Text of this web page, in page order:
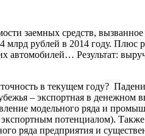
заемных средств,
млрд рублей в 2014 году. Плюс
автомобилей… Результат:
в текущем году?
– экспортная в денежном
модельного ряда и
потенциалом).
ряда предприятия и